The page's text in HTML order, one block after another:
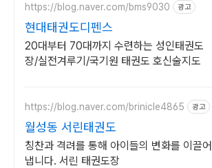
https://blog.naver.com/bms9030 광고
현대태권도디펜스
20대부터 70대까지 수련하는 성인태권도
장/실전겨루기/국기원 태권도 호신술지도
https://blog.naver.com/brinicle4865 광고
월성동 서린태권도
칭찬과 격려를 통해 아이들의 변화를 이끌어
냅니다. 서린 태권도장